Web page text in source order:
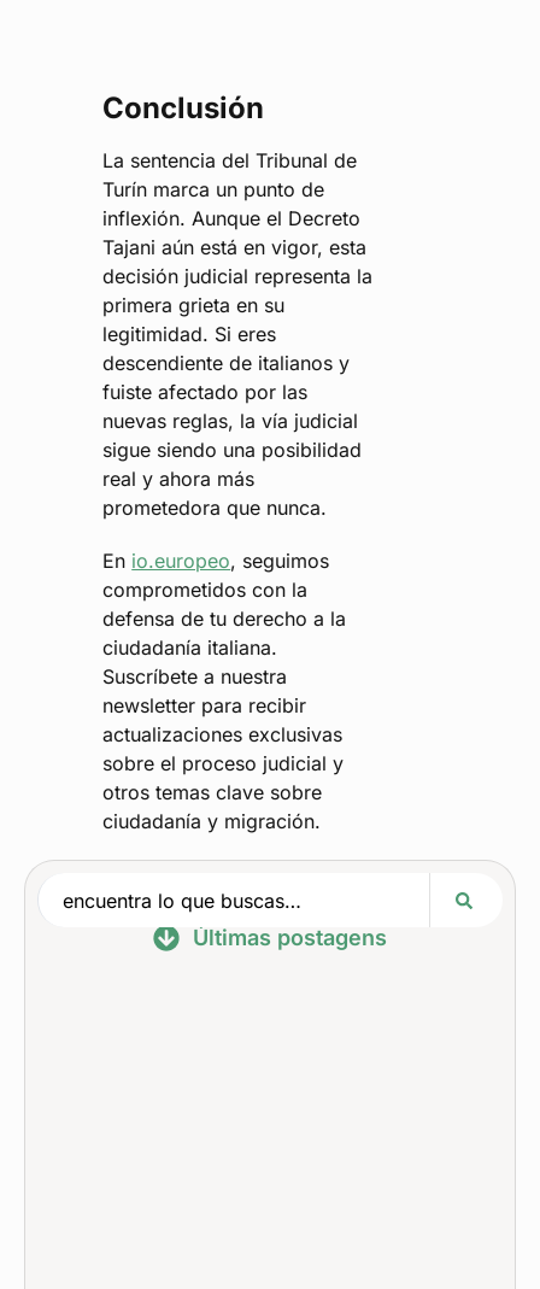
Últimas postagens
Conclusión
La sentencia del Tribunal de
Turín marca un punto de
inflexión. Aunque el Decreto
Tajani aún está en vigor, esta
decisión judicial representa la
primera grieta en su
legitimidad. Si eres
descendiente de italianos y
fuiste afectado por las
nuevas reglas, la vía judicial
sigue siendo una posibilidad
real y ahora más
prometedora que nunca.
En io.europeo, seguimos
comprometidos con la
defensa de tu derecho a la
ciudadanía italiana.
Suscríbete a nuestra
newsletter para recibir
actualizaciones exclusivas
sobre el proceso judicial y
otros temas clave sobre
ciudadanía y migración.